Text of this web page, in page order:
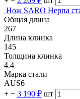
Нож SARO Нерпа
Общая длина
267
Длина клинка
145
Толщина клинка
4.4
Марка стали
AUS6
+ − 3 190 ₽ шт